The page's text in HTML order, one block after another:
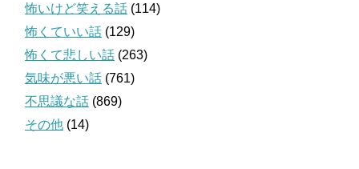
怖いけど笑える話 (114)
怖くていい話 (129)
怖くて悲しい話 (263)
気味が悪い話 (761)
不思議な話 (869)
その他 (14)